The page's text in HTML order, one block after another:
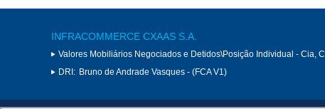
INFRACOMMERCE CXAAS S.A.
Valores Mobiliários Negociados e Detidos\Posição Individual - Cia,
DRI: Bruno de Andrade Vasques - (FCA V1)